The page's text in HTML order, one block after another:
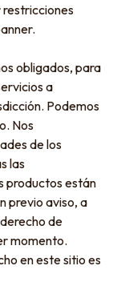
restricciones
obligados, para
a
Podemos
Nos
de los
las
productos están
previo aviso, a
de
momento.
en este sitio es